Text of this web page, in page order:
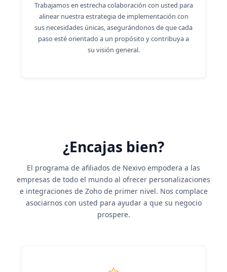
Trabajamos en estrecha colaboración con usted para
alinear nuestra estrategia de implementación con
sus necesidades únicas, asegurándonos de que cada
paso esté orientado a un propósito y contribuya a
su visión general.
¿Encajas bien?
El programa de afiliados de Nexivo empodera a las
empresas de todo el mundo al ofrecer personalizaciones
e integraciones de Zoho de primer nivel. Nos complace
asociarnos con usted para ayudar a que su negocio
prospere.